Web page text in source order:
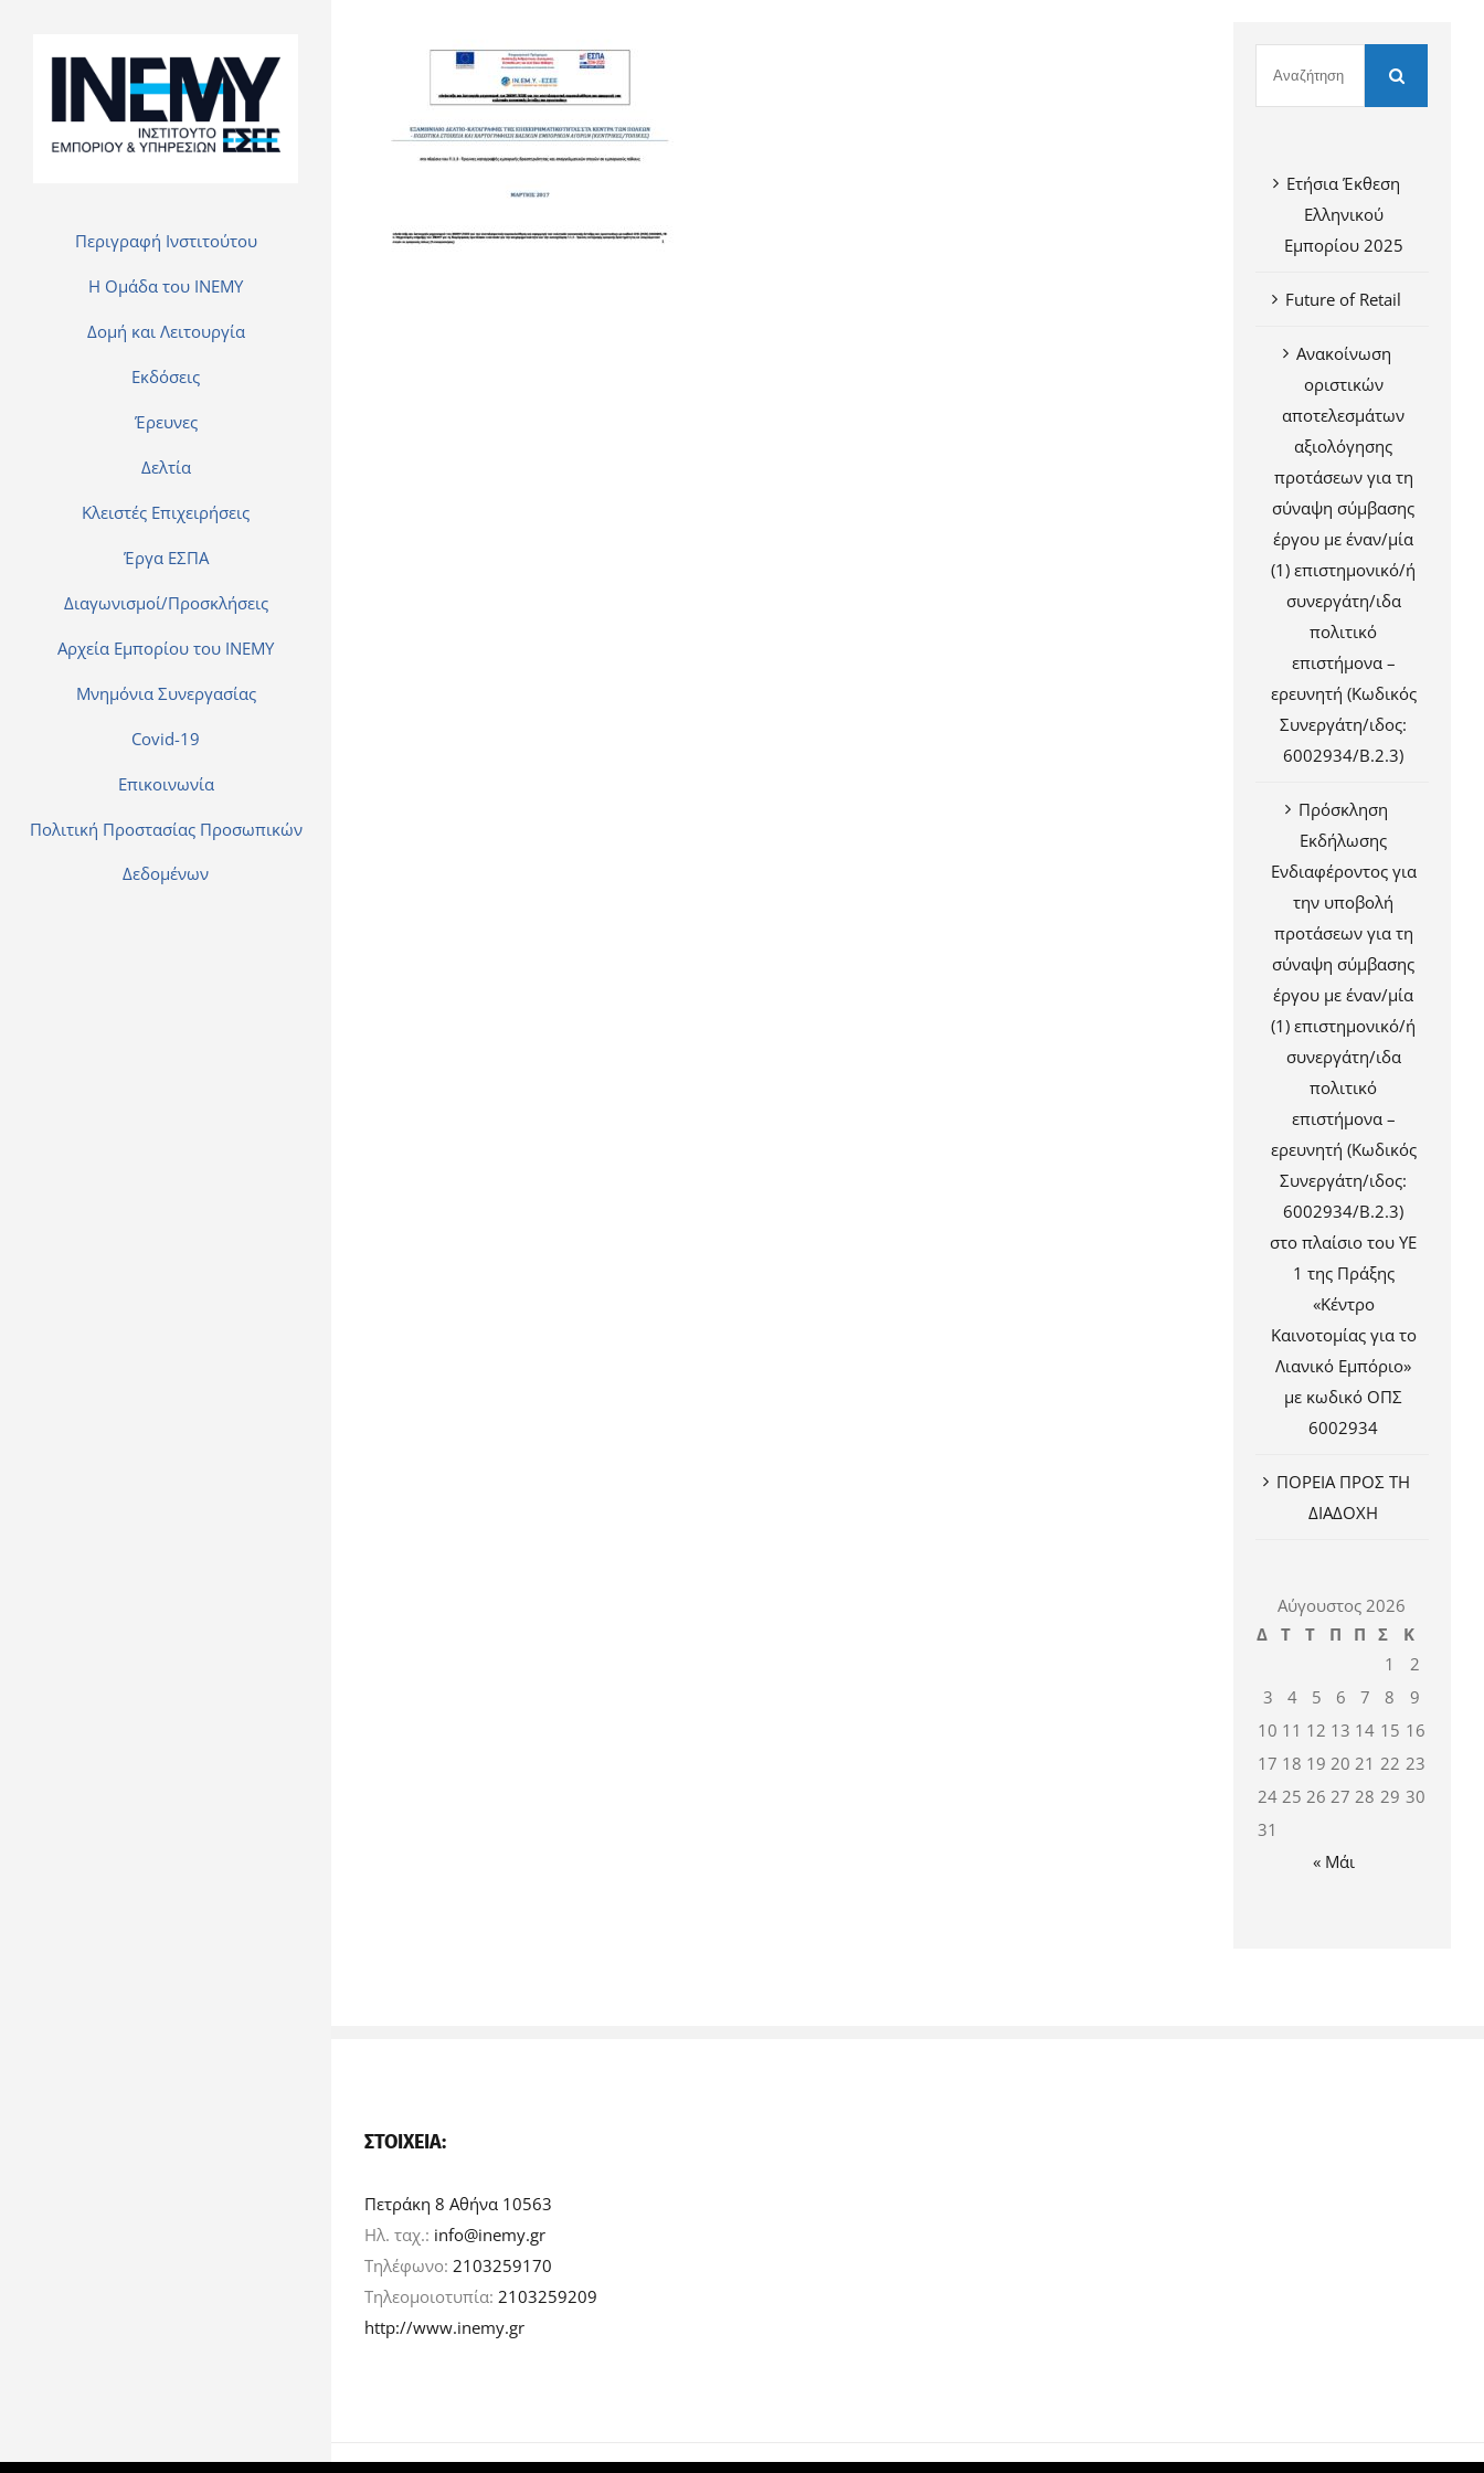
Περιγραφή Ινστιτούτου
H Ομάδα του INEMY
Δομή και Λειτουργία
Εκδόσεις
Έρευνες
Δελτία
Κλειστές Επιχειρήσεις
Έργα ΕΣΠΑ
Διαγωνισμοί/Προσκλήσεις
Αρχεία Εμπορίου του ΙΝΕΜΥ
Μνημόνια Συνεργασίας
Covid-19
Επικοινωνία
Πολιτική Προστασίας Προσωπικών
Δεδομένων
Ετήσια Έκθεση
Ελληνικού
Εμπορίου 2025
Future of Retail
Ανακοίνωση
οριστικών
αποτελεσμάτων
αξιολόγησης
προτάσεων για τη
σύναψη σύμβασης
έργου με έναν/μία
(1) επιστημονικό/ή
συνεργάτη/ιδα
πολιτικό
επιστήμονα –
ερευνητή (Κωδικός
Συνεργάτη/ιδος:
6002934/Β.2.3)
Πρόσκληση
Εκδήλωσης
Ενδιαφέροντος για
την υποβολή
προτάσεων για τη
σύναψη σύμβασης
έργου με έναν/μία
(1) επιστημονικό/ή
συνεργάτη/ιδα
πολιτικό
επιστήμονα –
ερευνητή (Κωδικός
Συνεργάτη/ιδος:
6002934/Β.2.3)
στο πλαίσιο του ΥΕ
1 της Πράξης
«Κέντρο
Καινοτομίας για το
Λιανικό Εμπόριο»
με κωδικό ΟΠΣ
6002934
ΠΟΡΕΙΑ ΠΡΟΣ ΤΗ
ΔΙΑΔΟΧΗ
Αύγουστος 2026
Δ
Τ Τ Π Π Σ
Κ
1
2
3
4 5 6 7 8
9
10 11 12 13 14 15 16
17 18 19 20 21 22 23
24 25 26 27 28 29 30
31
« Μάι
ΣΤΟΙΧΕΊΑ:
Πετράκη 8 Αθήνα 10563
Ηλ. ταχ.: info@inemy.gr
Τηλέφωνο: 2103259170
Τηλεομοιοτυπία: 2103259209
http://www.inemy.gr